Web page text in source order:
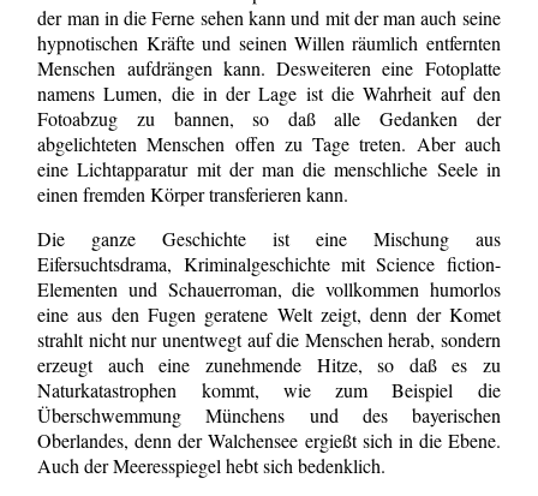
der man in die Ferne sehen kann und mit der man auch seine
hypnotischen Kräfte und seinen Willen räumlich entfernten
Menschen aufdrängen kann. Desweiteren eine Fotoplatte
namens Lumen, die in der Lage ist die Wahrheit auf den
Fotoabzug zu bannen, so daß alle Gedanken der
abgelichteten Menschen offen zu Tage treten. Aber auch
eine Lichtapparatur mit der man die menschliche Seele in
einen fremden Körper transferieren kann.
Die ganze Geschichte ist eine Mischung aus
Eifersuchtsdrama, Kriminalgeschichte mit Science fiction-
Elementen und Schauerroman, die vollkommen humorlos
eine aus den Fugen geratene Welt zeigt, denn der Komet
strahlt nicht nur unentwegt auf die Menschen herab, sondern
erzeugt auch eine zunehmende Hitze, so daß es zu
Naturkatastrophen kommt, wie zum Beispiel die
Überschwemmung Münchens und des bayerischen
Oberlandes, denn der Walchensee ergießt sich in die Ebene.
Auch der Meeresspiegel hebt sich bedenklich.